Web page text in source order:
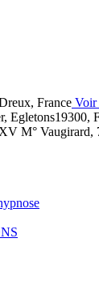
France Voir
Egletons19300,
M° Vaugirard,